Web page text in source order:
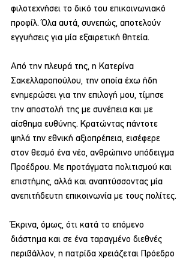
φιλοτεχνήσει το δικό του επικοινωνιακό
προφίλ. Όλα αυτά, συνεπώς, αποτελούν
εγγυήσεις για μία εξαιρετική θητεία.
Από την πλευρά της, η Κατερίνα
Σακελλαροπούλου, την οποία έχω ήδη
ενημερώσει για την επιλογή μου, τίμησε
την αποστολή της με συνέπεια και με
αίσθημα ευθύνης. Κρατώντας πάντοτε
ψηλά την εθνική αξιοπρέπεια, εισέφερε
στον θεσμό ένα νέο, ανθρώπινο υπόδειγμα
Προέδρου. Με προτάγματα πολιτισμού και
επιστήμης, αλλά και αναπτύσσοντας μία
ανεπιτήδευτη επικοινωνία με τους πολίτες.
Έκρινα, όμως, ότι κατά το επόμενο
διάστημα και σε ένα ταραγμένο διεθνές
περιβάλλον, η πατρίδα χρειάζεται Πρόεδρο